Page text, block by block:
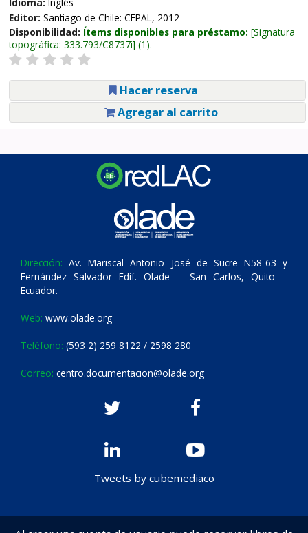
Editor: Santiago de Chile: CEPAL, 2012
Disponibilidad: Ítems disponibles para préstamo: Signatura
topográfica: 333.793/C8737i (1).
Hacer reserva
Agregar al carrito
Dirección: Av. Mariscal Antonio José de Sucre N58-63 y
Fernández Salvador Edif. Olade – San Carlos, Quito –
Ecuador.
Web: www.olade.org
Teléfono: (593 2) 259 8122 / 2598 280
Correo: centro.documentacion@olade.org
Tweets by cubemediaco